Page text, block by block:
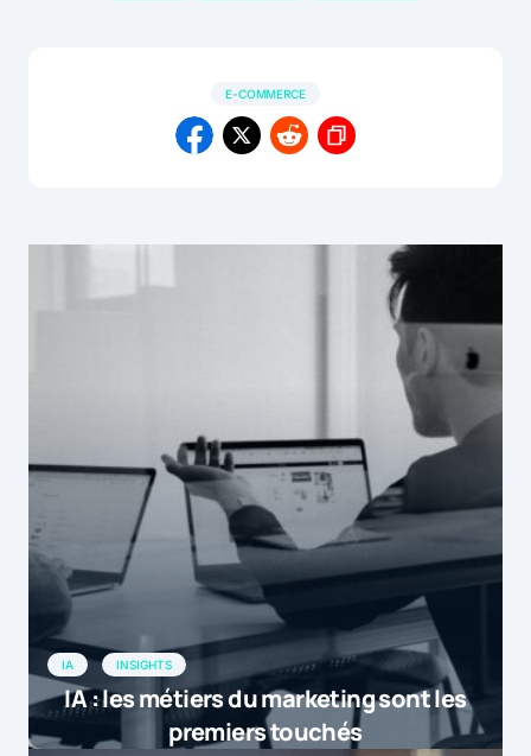
E-COMMERCE
IA INSIGHTS
IA : les métiers du marketing sont les
premiers touchés